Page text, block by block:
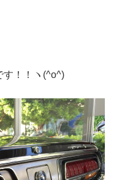
す！！ヽ(^o^)